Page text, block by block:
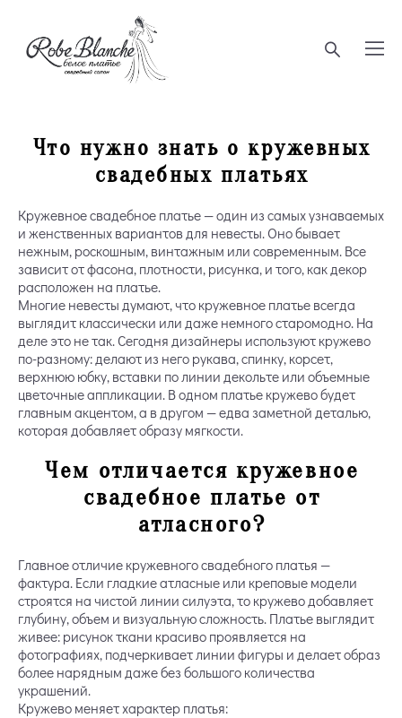
Что нужно знать о кружевных
свадебных платьях
Кружевное свадебное платье — один из самых узнаваемых
и женственных вариантов для невесты. Оно бывает
нежным, роскошным, винтажным или современным. Все
зависит от фасона, плотности, рисунка, и того, как декор
расположен на платье.
Многие невесты думают, что кружевное платье всегда
выглядит классически или даже немного старомодно. На
деле это не так. Сегодня дизайнеры используют кружево
по-разному: делают из него рукава, спинку, корсет,
верхнюю юбку, вставки по линии декольте или объемные
цветочные аппликации. В одном платье кружево будет
главным акцентом, а в другом — едва заметной деталью,
которая добавляет образу мягкости.
Чем отличается кружевное
свадебное платье от
атласного?
Главное отличие кружевного свадебного платья —
фактура. Если гладкие атласные или креповые модели
строятся на чистой линии силуэта, то кружево добавляет
глубину, объем и визуальную сложность. Платье выглядит
живее: рисунок ткани красиво проявляется на
фотографиях, подчеркивает линии фигуры и делает образ
более нарядным даже без большого количества
украшений.
Кружево меняет характер платья: